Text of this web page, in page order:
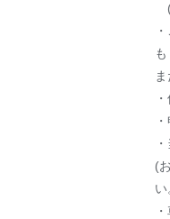
(
(
い